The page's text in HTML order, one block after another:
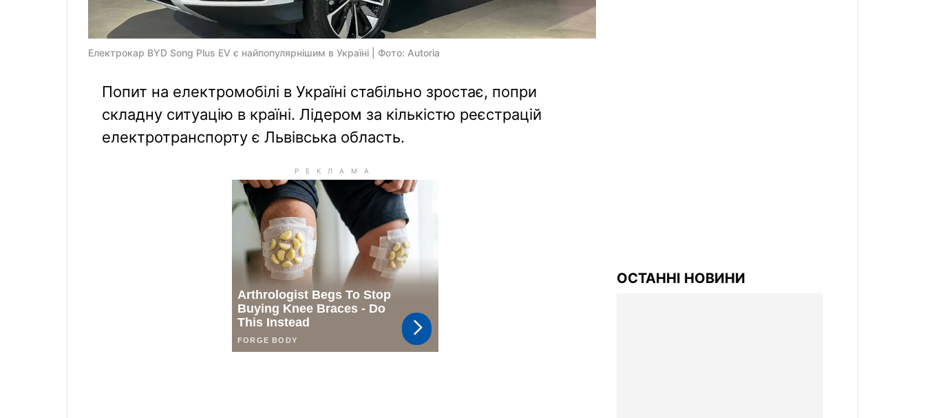
Електрокар BYD Song Plus EV є найпопулярнішим в Україні | Фото: Autoria
Попит на електромобілі в Україні стабільно зростає, попри
складну ситуацію в країні. Лідером за кількістю реєстрацій
електротранспорту є Львівська область.
ОСТАННІ НОВИНИ